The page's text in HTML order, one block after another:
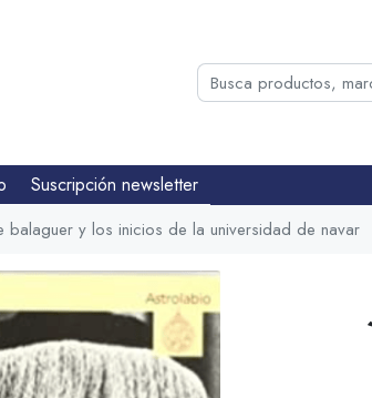
Suscripción newsletter
balaguer y los inicios de la universidad de navar